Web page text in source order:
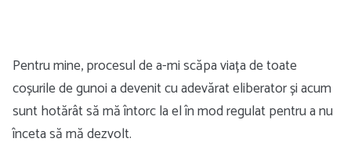
Pentru mine, procesul de a-mi scăpa viața de toate
coșurile de gunoi a devenit cu adevărat eliberator și acum
sunt hotărât să mă întorc la el în mod regulat pentru a nu
înceta să mă dezvolt.